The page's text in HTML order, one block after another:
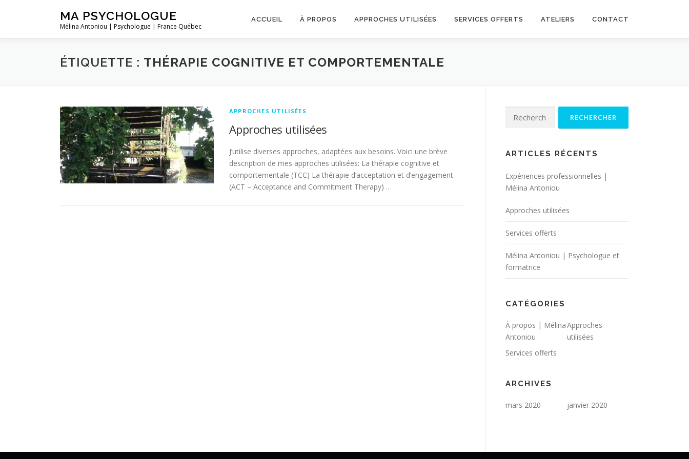
MA PSYCHOLOGUE
Mélina Antoniou | Psychologue | France Québec
ACCUEIL À PROPOS APPROCHES UTILISÉES SERVICES OFFERTS ATELIERS CONTACT
ÉTIQUETTE : THÉRAPIE COGNITIVE ET COMPORTEMENTALE
APPROCHES UTILISÉES
Approches utilisées
J’utilise diverses approches, adaptées aux besoins. Voici une brève
description de mes approches utilisées: La thérapie cognitive et
comportementale (TCC) La thérapie d’acceptation et d’engagement
(ACT – Acceptance and Commitment Therapy) …
ARTICLES RÉCENTS
Expériences professionnelles |
Mélina Antoniou
Approches utilisées
Services offerts
Mélina Antoniou | Psychologue et
formatrice
CATÉGORIES
À propos | Mélina
Antoniou
Approches
utilisées
Services offerts
ARCHIVES
mars 2020 janvier 2020